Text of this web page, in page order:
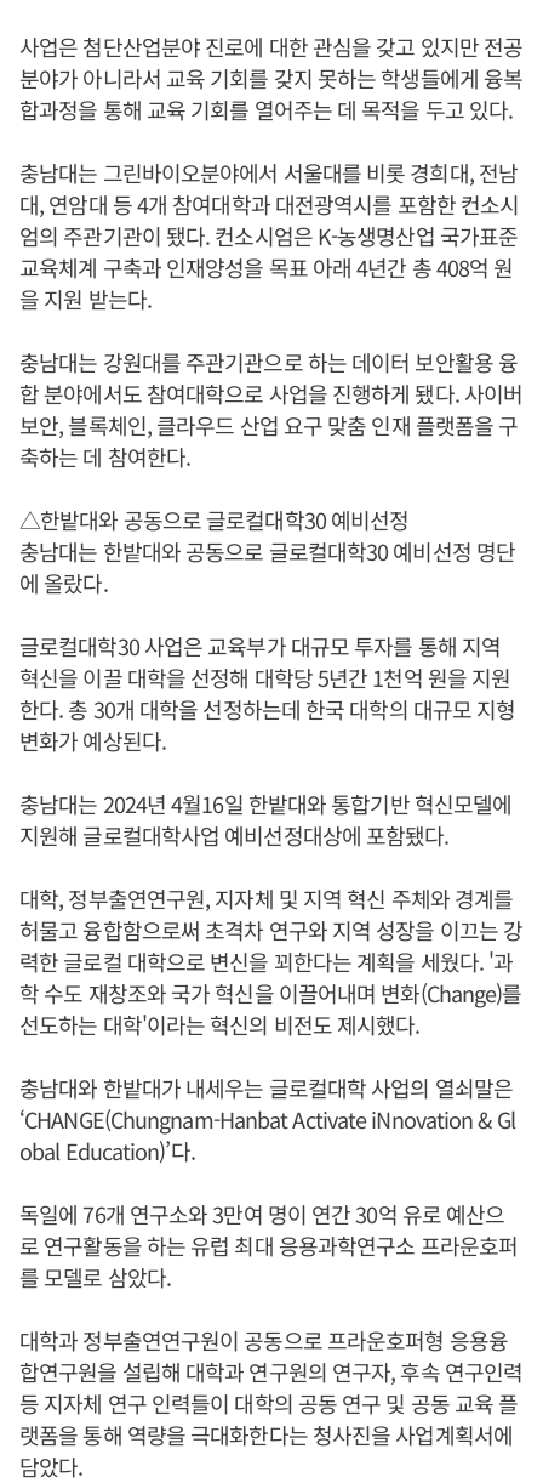
사업은 첨단산업분야 진로에 대한 관심을 갖고 있지만 전공
분야가 아니라서 교육 기회를 갖지 못하는 학생들에게 융복
합과정을 통해 교육 기회를 열어주는 데 목적을 두고 있다.
충남대는 그린바이오분야에서 서울대를 비롯 경희대, 전남
대, 연암대 등 4개 참여대학과 대전광역시를 포함한 컨소시
엄의 주관기관이 됐다. 컨소시엄은 K-농생명산업 국가표준
교육체계 구축과 인재양성을 목표 아래 4년간 총 408억 원
을 지원 받는다.
충남대는 강원대를 주관기관으로 하는 데이터 보안활용 융
합 분야에서도 참여대학으로 사업을 진행하게 됐다. 사이버
보안, 블록체인, 클라우드 산업 요구 맞춤 인재 플랫폼을 구
축하는 데 참여한다.
△한밭대와 공동으로 글로컬대학30 예비선정
충남대는 한밭대와 공동으로 글로컬대학30 예비선정 명단
에 올랐다.
글로컬대학30 사업은 교육부가 대규모 투자를 통해 지역
혁신을 이끌 대학을 선정해 대학당 5년간 1천억 원을 지원
한다. 총 30개 대학을 선정하는데 한국 대학의 대규모 지형
변화가 예상된다.
충남대는 2024년 4월16일 한밭대와 통합기반 혁신모델에
지원해 글로컬대학사업 예비선정대상에 포함됐다.
대학, 정부출연연구원, 지자체 및 지역 혁신 주체와 경계를
허물고 융합함으로써 초격차 연구와 지역 성장을 이끄는 강
력한 글로컬 대학으로 변신을 꾀한다는 계획을 세웠다. '과
학 수도 재창조와 국가 혁신을 이끌어내며 변화(Change)를
선도하는 대학'이라는 혁신의 비전도 제시했다.
충남대와 한밭대가 내세우는 글로컬대학 사업의 열쇠말은
‘CHANGE(Chungnam-Hanbat Activate iNnovation & Gl
obal Education)’다.
독일에 76개 연구소와 3만여 명이 연간 30억 유로 예산으
로 연구활동을 하는 유럽 최대 응용과학연구소 프라운호퍼
를 모델로 삼았다.
대학과 정부출연연구원이 공동으로 프라운호퍼형 응용융
합연구원을 설립해 대학과 연구원의 연구자, 후속 연구인력
등 지자체 연구 인력들이 대학의 공동 연구 및 공동 교육 플
랫폼을 통해 역량을 극대화한다는 청사진을 사업계획서에
담았다.